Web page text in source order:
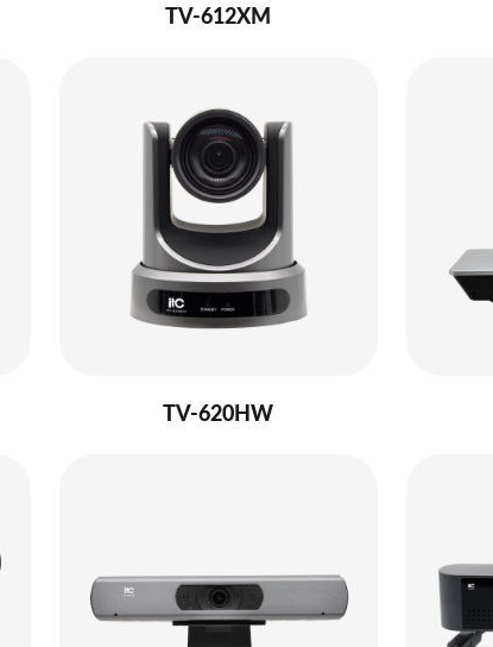
TV-612XM
TV-620HW